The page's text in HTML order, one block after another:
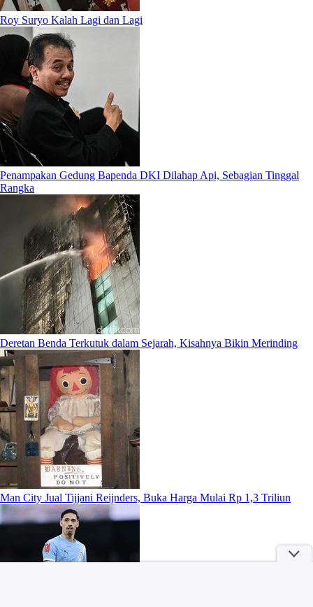
Roy Suryo Kalah Lagi dan Lagi
Penampakan Gedung Bapenda DKI Dilahap Api, Sebagian Tinggal
Rangka
Deretan Benda Terkutuk dalam Sejarah, Kisahnya Bikin Merinding
Man City Jual Tijjani Reijnders, Buka Harga Mulai Rp 1,3 Triliun